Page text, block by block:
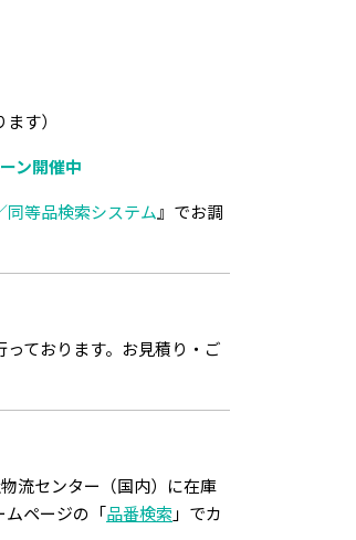
す）
ン開催中
同等品検索システム』でお調
ております。お見積り・ご
流センター（国内）に在庫
ページの「 品番検索 」でカ